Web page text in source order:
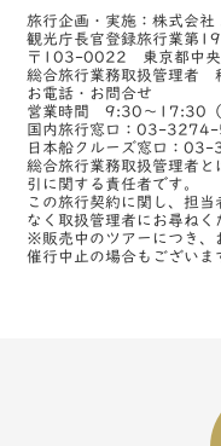
旅行企画・実施：株式会
観光庁長官登録旅行業第
〒103-0022 東京都中
総合旅行業務取扱管理者
お電話・お問合せ
営業時間 9:30～17:30（
国内旅行窓口：03-
日本船クルーズ窓口：
総合旅行業務取扱管理者
引に関する責任者です。
この旅行契約に関し、担
なく取扱管理者にお尋ねく
※販売中のツアーにつき、
催行中止の場合もございま